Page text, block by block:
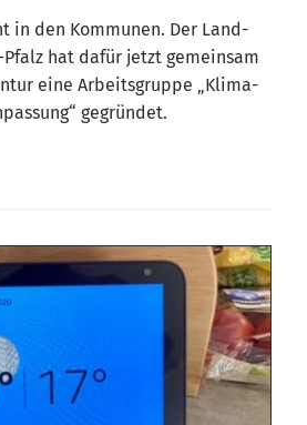
in den Kom­mu­nen. Der Land­
hat dafür jetzt gemein­sam
eine Arbeits­grup­pe „Kli­ma­
gegründet.